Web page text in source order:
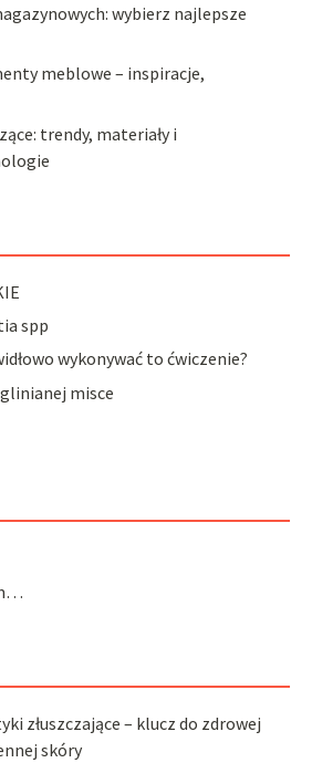
wybierz najlepsze
meblowe – inspiracje,
trendy, materiały i
spp
wykonywać to ćwiczenie?
misce
złuszczające – klucz do zdrowej
skóry